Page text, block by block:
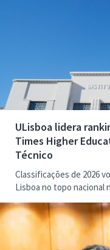
ULisboa lidera
Times Higher
Técnico
Classificações de 2026
Lisboa no topo nacional